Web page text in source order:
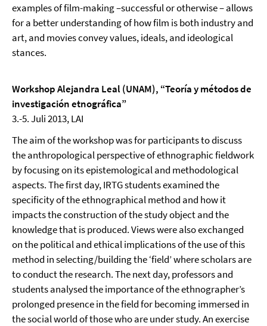
examples of film-making –successful or otherwise – allows
for a better understanding of how film is both industry and
art, and movies convey values, ideals, and ideological
stances.
Workshop Alejandra Leal (UNAM), “Teoría y métodos de
investigación etnográfica”
3.-5. Juli 2013, LAI
The aim of the workshop was for participants to discuss
the anthropological perspective of ethnographic fieldwork
by focusing on its epistemological and methodological
aspects. The first day, IRTG students examined the
specificity of the ethnographical method and how it
impacts the construction of the study object and the
knowledge that is produced. Views were also exchanged
on the political and ethical implications of the use of this
method in selecting/building the ‘field’ where scholars are
to conduct the research. The next day, professors and
students analysed the importance of the ethnographer’s
prolonged presence in the field for becoming immersed in
the social world of those who are under study. An exercise